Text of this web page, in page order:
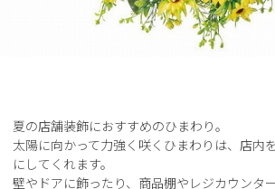
夏の店舗装飾におすすめのひまわり。
太陽に向かって力強く咲くひまわりは、店内
にしてくれます。
壁やドアに飾ったり、商品棚やレジカウンタ